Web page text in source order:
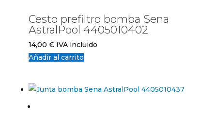
Cesto prefiltro bomba Sena
AstralPool 4405010402
14,00 € IVA incluido
Añadir al carrito